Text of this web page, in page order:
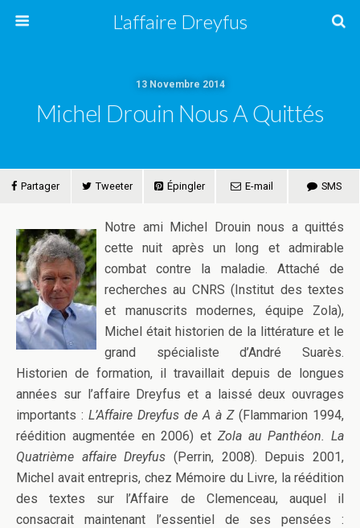
L'affaire Dreyfus
13 Novembre 2014
Michel Drouin Nous A Quittés
Partager Tweeter Épingler E-mail SMS
Notre ami Michel Drouin nous a quittés
cette nuit après un long et admirable
combat contre la maladie. Attaché de
recherches au CNRS (Institut des textes
et manuscrits modernes, équipe Zola),
Michel était historien de la littérature et le
grand spécialiste d’André Suarès.
Historien de formation, il travaillait depuis de longues
années sur l’affaire Dreyfus et a laissé deux ouvrages
importants : L’Affaire Dreyfus de A à Z (Flammarion 1994,
réédition augmentée en 2006) et Zola au Panthéon. La
Quatrième affaire Dreyfus (Perrin, 2008). Depuis 2001,
Michel avait entrepris, chez Mémoire du Livre, la réédition
des textes sur l’Affaire de Clemenceau, auquel il
consacrait maintenant l’essentiel de ses pensées :